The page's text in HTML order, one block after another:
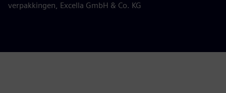
verpakkingen, Excella GmbH & Co. KG